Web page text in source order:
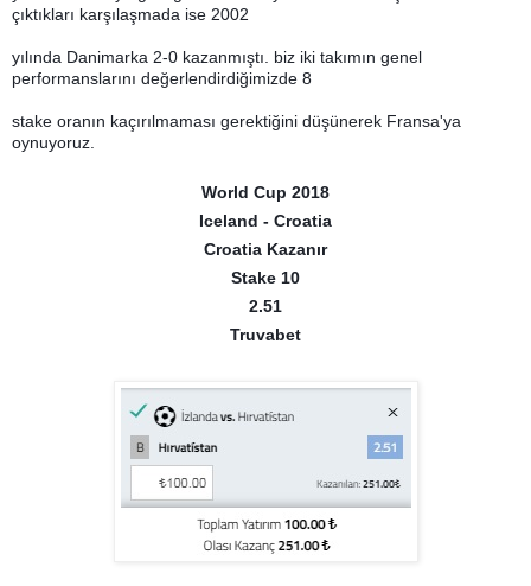
çıktıkları karşılaşmada ise 2002
yılında Danimarka 2-0 kazanmıştı. biz iki takımın genel
performanslarını değerlendirdiğimizde 8
stake oranın kaçırılmaması gerektiğini düşünerek Fransa'ya
oynuyoruz.
World Cup 2018
Iceland - Croatia
Croatia Kazanır
Stake 10
2.51
Truvabet